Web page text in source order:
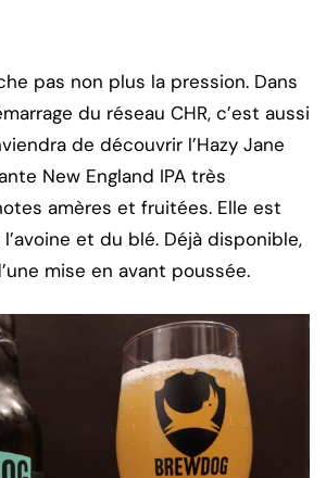
pas non plus la pression. Dans
du réseau CHR, c’est aussi
de découvrir l’Hazy Jane
New England IPA très
amères et fruitées. Elle est
et du blé. Déjà disponible,
mise en avant poussée.